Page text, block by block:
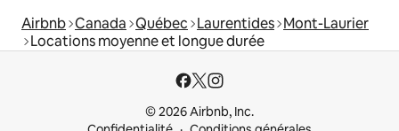
Airbnb Canada Québec Laurentides Mont-Laurier
Locations moyenne et longue durée
© 2026 Airbnb, Inc.